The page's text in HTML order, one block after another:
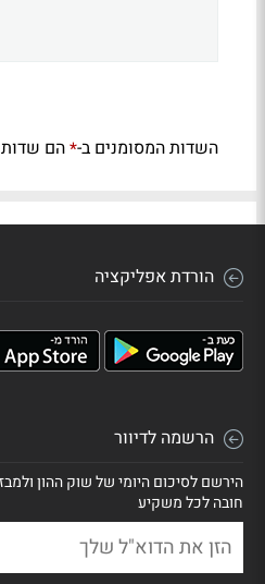
השדות המסומנים ב-*הם
הורדת אפליקציה
הרשמה לדיוור
הירשם לסיכום היומי של שוק ההון
חובה לכל משקיע